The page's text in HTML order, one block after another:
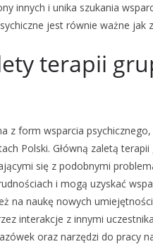
innych i unika szukania
jest równie ważne jak
terapii
z form wsparcia
Polski. Główną zaletą
się z podobnymi
i mogą uzyskać
na naukę nowych
interakcje z innymi
oraz narzędzi do pracy